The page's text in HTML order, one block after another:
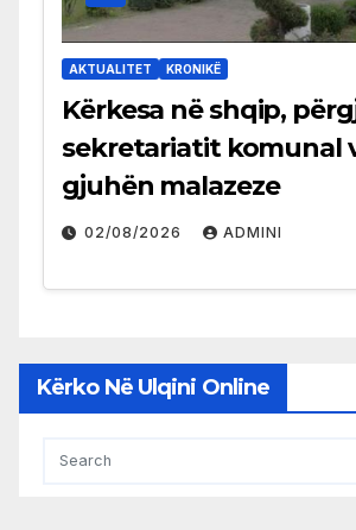
AKTUALITET KRONIKË
Kërkesa në shqip,
sekretariatit komunal
gjuhën malazeze
02/08/2026 ADMINI
Kërko Në Ulqini Online